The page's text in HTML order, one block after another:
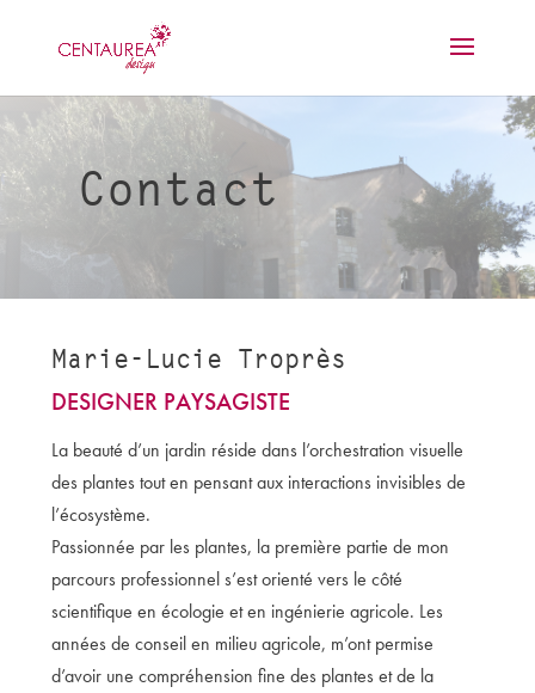
Contact
Marie-Lucie Troprès
DESIGNER PAYSAGISTE
La beauté d’un jardin réside dans l’orchestration visuelle
des plantes tout en pensant aux interactions invisibles de
l’écosystème.
Passionnée par les plantes, la première partie de mon
parcours professionnel s’est orienté vers le côté
scientifique en écologie et en ingénierie agricole. Les
années de conseil en milieu agricole, m’ont permise
d’avoir une compréhension fine des plantes et de la